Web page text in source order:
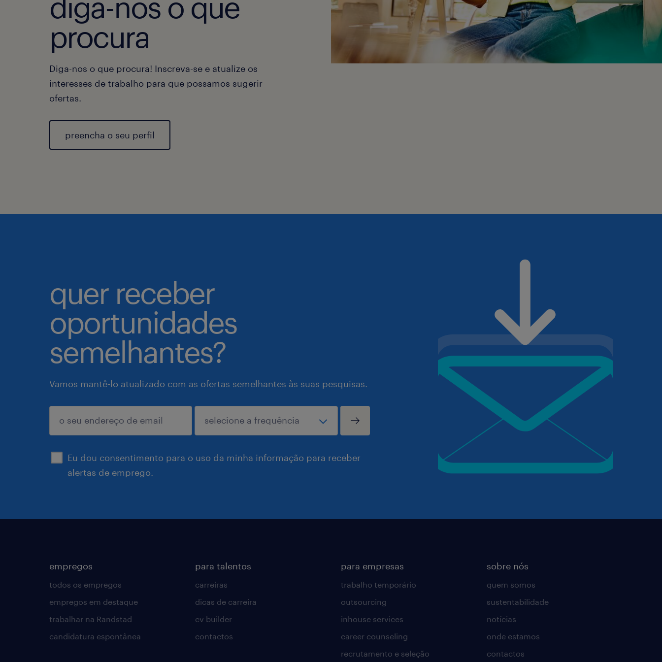
procura
Diga-nos o que procura! Inscreva-se e atualize os
interesses de trabalho para que possamos sugerir
ofertas.
preencha o seu perfil
quer receber
oportunidades
semelhantes?
Vamos mantê-lo atualizado com as ofertas semelhantes às suas pesquisas.
Eu dou consentimento para o uso da minha informação para receber
alertas de emprego.
enviar
empregos
todos os empregos
empregos em destaque
trabalhar na Randstad
candidatura espontânea
para talentos
carreiras
dicas de carreira
cv builder
contactos
para empresas
trabalho temporário
outsourcing
inhouse services
career counseling
recrutamento e seleção
sobre nós
quem somos
sustentabilidade
notícias
onde estamos
contactos